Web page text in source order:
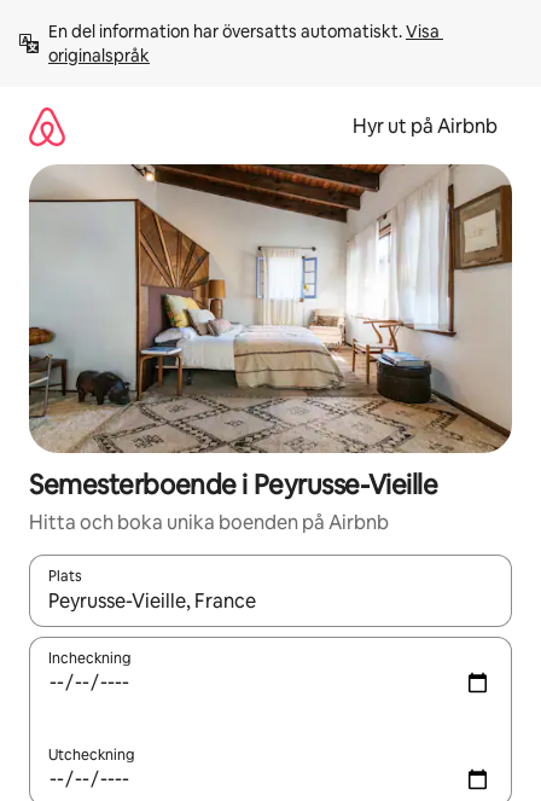
innehåll
En del information har översatts automatiskt. Visa
originalspråk
Hyr ut på Airbnb
Semesterboende i Peyrusse-Vieille
Hitta och boka unika boenden på Airbnb
Plats
När resultaten är tillgängliga kan du navigera med upp- och
Incheckning
Utcheckning